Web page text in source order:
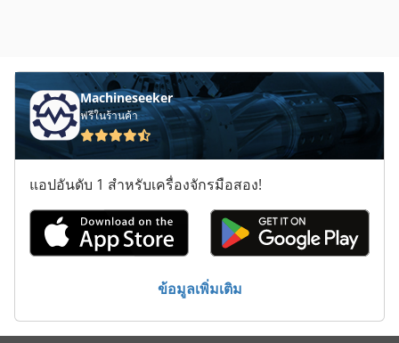
Machineseeker
ฟรีในร้านค้า
แอปอันดับ 1 สำหรับเครื่องจักรมือสอง!
ข้อมูลเพิ่มเติม